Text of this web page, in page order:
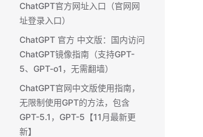
ChatGPT官方网址入口（官网网
址登录入口）
ChatGPT 官方 中文版：国内访问
ChatGPT镜像指南（支持GPT-
5、GPT-o1，无需翻墙）
ChatGPT官网中文版使用指南，
无限制使用GPT的方法，包含
GPT-5.1，GPT-5【11月最新更
新】